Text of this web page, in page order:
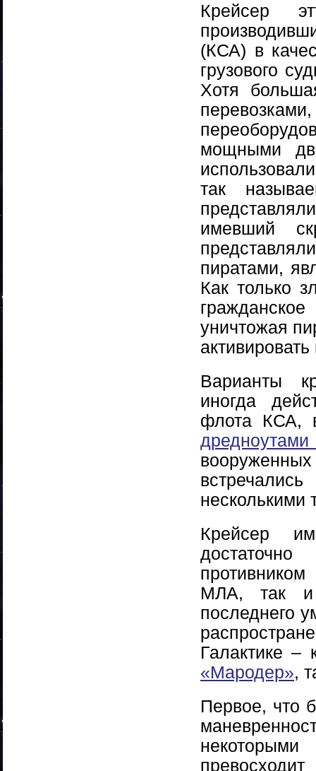
Крейсер
(КСА) в
грузового
Хотя
мощными
так
имевший
пиратами,
Как только
уничтожая
Варианты
иногда
флота КСА,
несколькими
Крейсер
МЛА, так и
последнего
Галактике –
«Мародер»,
Первое, что